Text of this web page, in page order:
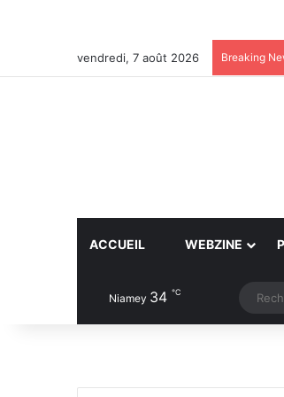
vendredi, 7 août 2026 Breaking
ACCUEIL WEBZINE
Niamey 34 ℃ ArticleSwitch